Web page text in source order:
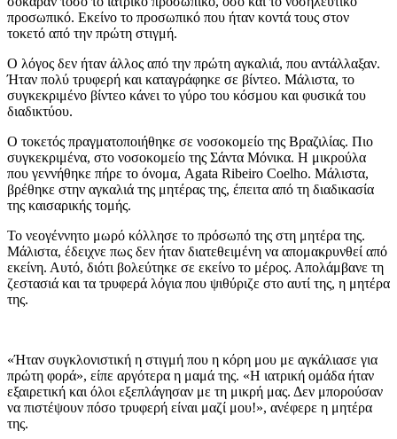
προσωπικό. Εκείνο το προσωπικό που ήταν κοντά τους στον
τοκετό από την πρώτη στιγμή.
Ο λόγος δεν ήταν άλλος από την πρώτη αγκαλιά, που αντάλλαξαν.
Ήταν πολύ τρυφερή και καταγράφηκε σε βίντεο. Μάλιστα, το
συγκεκριμένο βίντεο κάνει το γύρο του κόσμου και φυσικά του
διαδικτύου.
Ο τοκετός πραγματοποιήθηκε σε νοσοκομείο της Βραζιλίας. Πιο
συγκεκριμένα, στο νοσοκομείο της Σάντα Μόνικα. Η μικρούλα
που γεννήθηκε πήρε το όνομα, Agata Ribeiro Coelho. Μάλιστα,
βρέθηκε στην αγκαλιά της μητέρας της, έπειτα από τη διαδικασία
της καισαρικής τομής.
Το νεογέννητο μωρό κόλλησε το πρόσωπό της στη μητέρα της.
Μάλιστα, έδειχνε πως δεν ήταν διατεθειμένη να απομακρυνθεί από
εκείνη. Αυτό, διότι βολεύτηκε σε εκείνο το μέρος. Απολάμβανε τη
ζεστασιά και τα τρυφερά λόγια που ψιθύριζε στο αυτί της, η μητέρα
της.
«Ήταν συγκλονιστική η στιγμή που η κόρη μου με αγκάλιασε για
πρώτη φορά», είπε αργότερα η μαμά της. «Η ιατρική ομάδα ήταν
εξαιρετική και όλοι εξεπλάγησαν με τη μικρή μας. Δεν μπορούσαν
να πιστέψουν πόσο τρυφερή είναι μαζί μου!», ανέφερε η μητέρα
της.